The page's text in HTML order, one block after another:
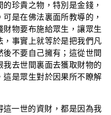
珍貴之物，特別是金錢，
是在佛法裏面所教導的，
財物要布施給眾生，讓眾生
，事實上就等於是把我們凡
不要自己擁有；這從世間
我去世間裏面去獲取財物的
是眾生對於因果所不瞭解
一世的資財，都是因為我